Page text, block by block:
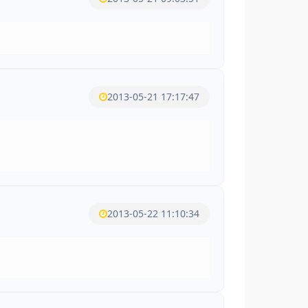
2013-05-21 17:17:47
2013-05-22 11:10:34